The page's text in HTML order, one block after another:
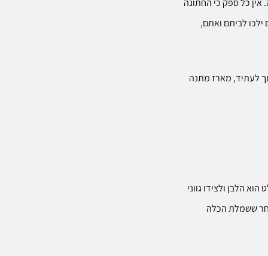
ילכו לביתם ואתם,
לעתיד, מארז מתנה
הלבן ולצידו גווני
ששמלת הכלה